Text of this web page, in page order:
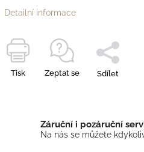
Detailní informace
Tisk Zeptat se Sdílet
Záruční i pozáruční
Na nás se můžete